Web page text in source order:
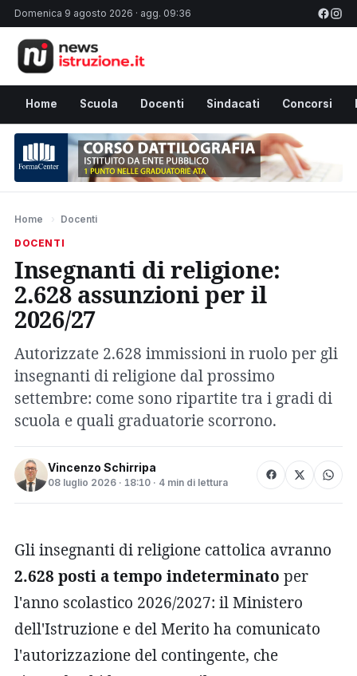
Domenica 9 agosto 2026 · agg. 09:36
Home Scuola Docenti Sindacati Concorsi
Home › Docenti
DOCENTI
Insegnanti di religione:
2.628 assunzioni per il
2026/27
Autorizzate 2.628 immissioni in ruolo per gli
insegnanti di religione dal prossimo
settembre: come sono ripartite tra i gradi di
scuola e quali graduatorie scorrono.
Vincenzo Schirripa
08 luglio 2026 · 18:10 · 4 min di lettura
Gli insegnanti di religione cattolica avranno
2.628 posti a tempo indeterminato per
l'anno scolastico 2026/2027: il Ministero
dell'Istruzione e del Merito ha comunicato
l'autorizzazione del contingente, che